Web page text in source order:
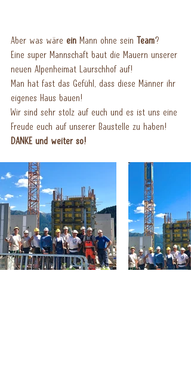
Aber was wäre ein Mann ohne sein Team?
Eine super Mannschaft baut die Mauern unserer
neuen Alpenheimat Laurschhof auf!
Man hat fast das Gefühl, dass diese Männer ihr
eigenes Haus bauen!
Wir sind sehr stolz auf euch und es ist uns eine
Freude euch auf unserer Baustelle zu haben!
DANKE und weiter so!